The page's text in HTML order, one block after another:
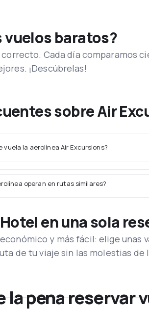
vuelos baratos?
correcto. Cada día comparamos
¡Descúbrelas!
sobre Air
vuela la aerolínea Air Excursions?
operan en rutas similares?
en una sola
y más fácil: elige unas
de tu viaje sin las molestias de
la pena reservar